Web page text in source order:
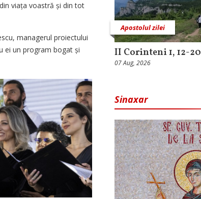
viața voastră și din tot
managerul proiectului
ei un program bogat și
Apostolul zilei
II Corinteni 1, 12-20
07 Aug, 2026
Sinaxar